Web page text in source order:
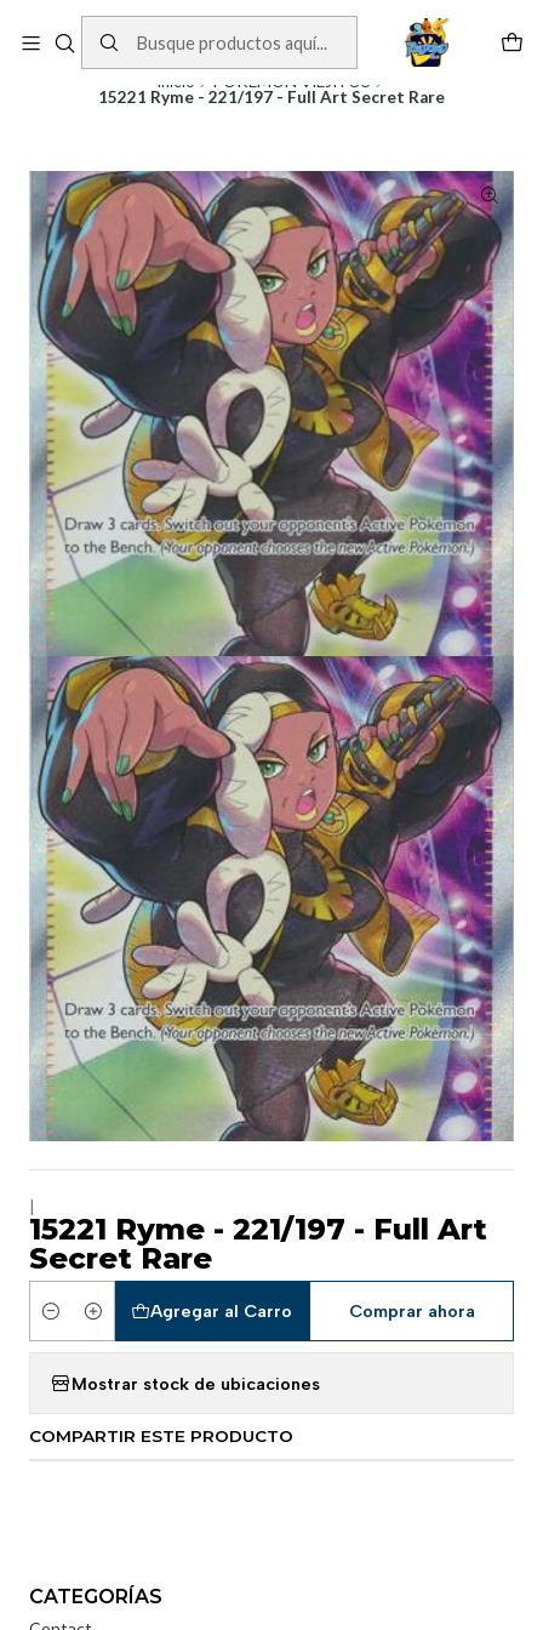
Inicio
POKEMON VIEJITOS
15221 Ryme - 221/197 - Full Art Secret Rare
15221 Ryme - 221/197 - Full Art
Secret Rare
Cantidad
Agregar al Carro Comprar ahora
Mostrar stock de ubicaciones
COMPARTIR ESTE PRODUCTO
CATEGORÍAS